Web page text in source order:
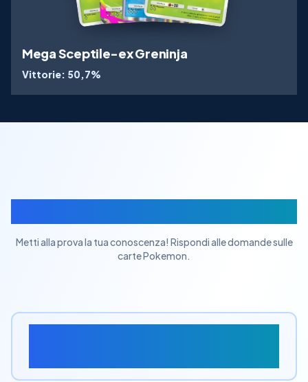
Mega Sceptile-ex Greninja
Vittorie: 50,7%
Metti alla prova la tua conoscenza! Rispondi alle domande sulle
carte Pokemon.